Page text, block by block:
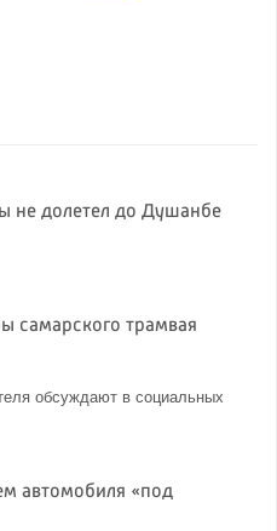
не долетел до Душанбе
самарского трамвая
обсуждают в социальных
автомобиля «под